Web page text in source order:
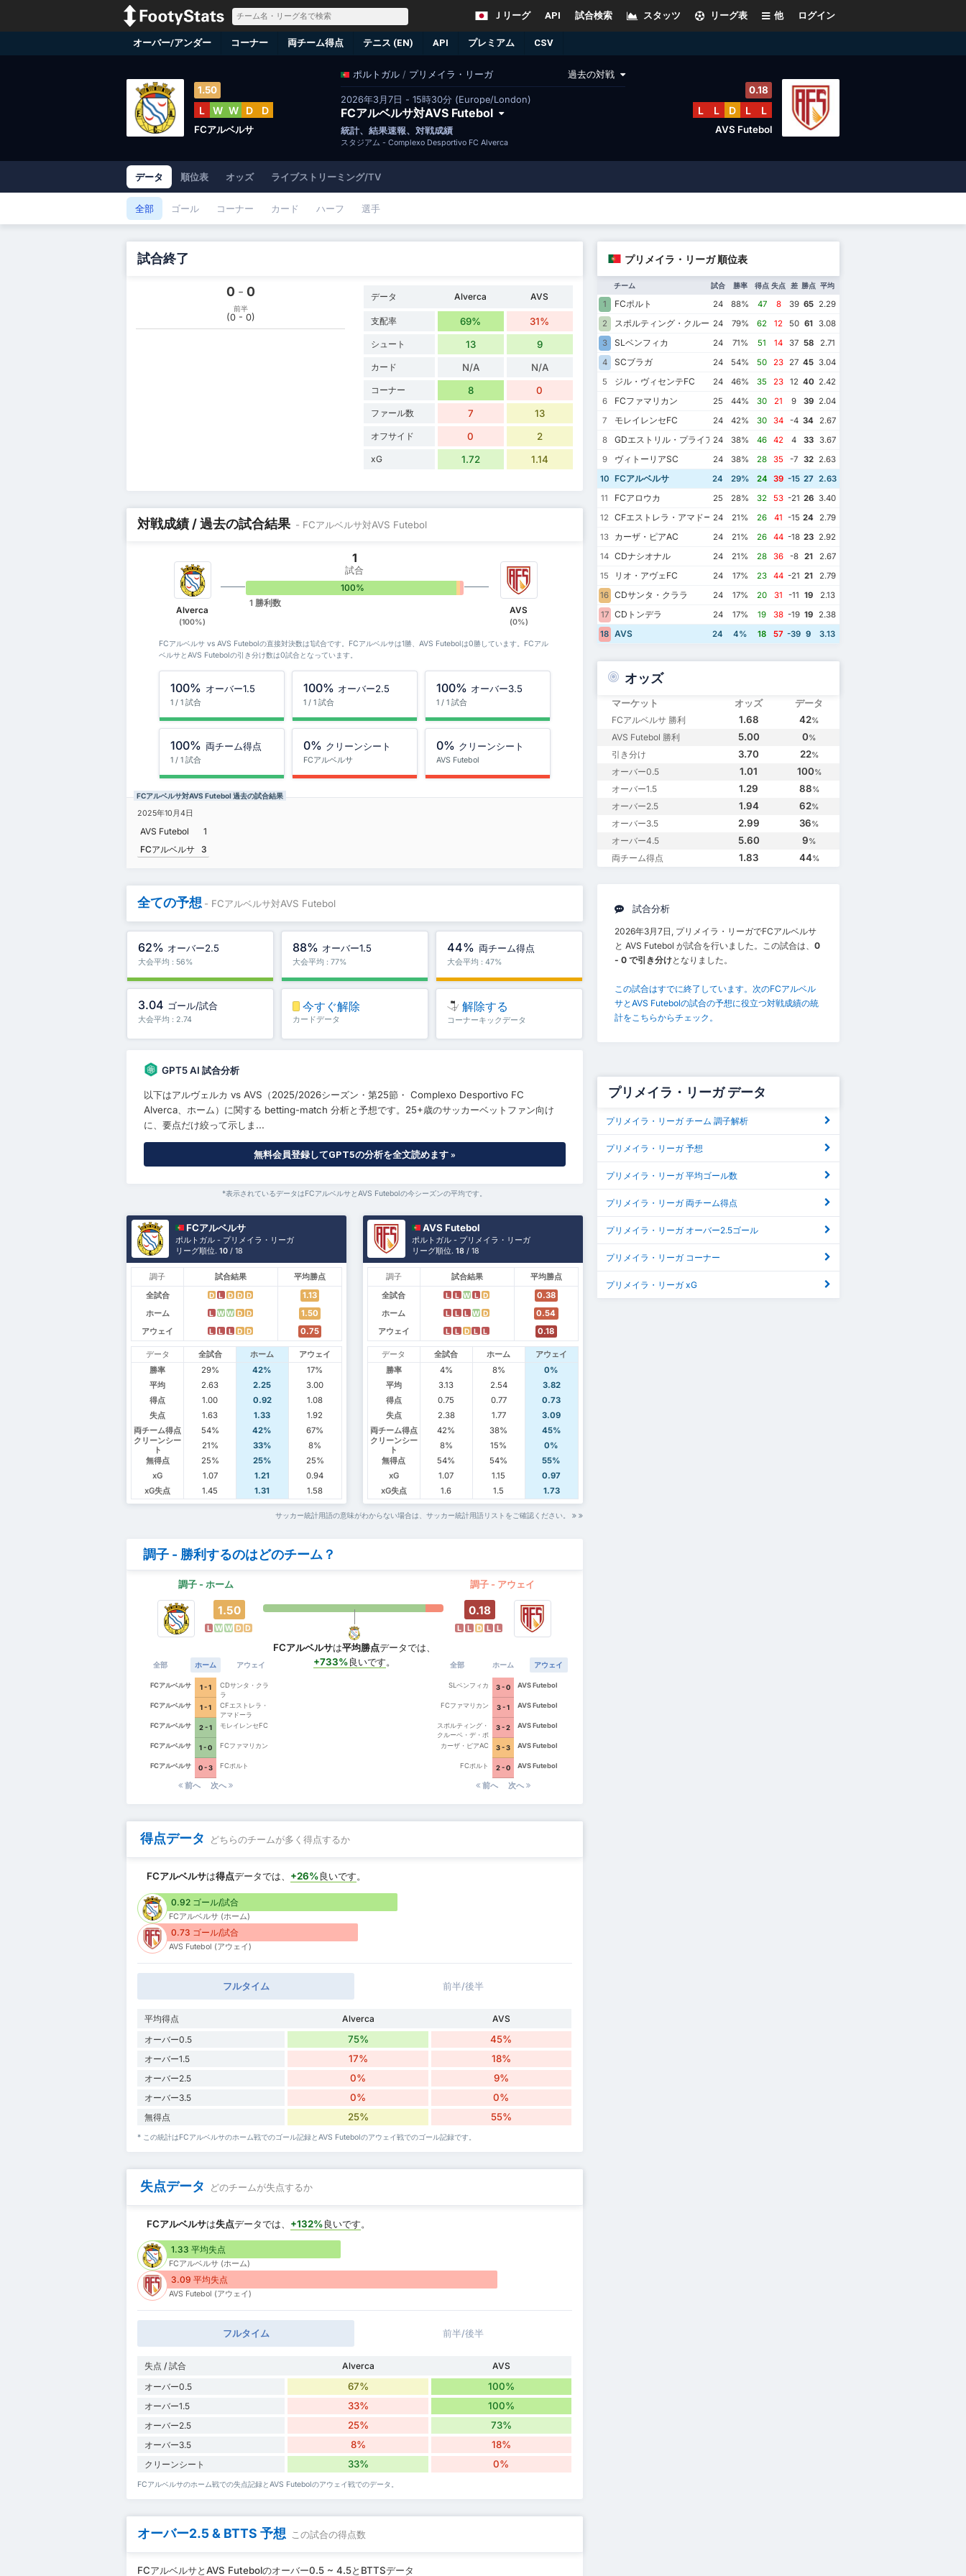
ログイン
他
リーグ表
スタッツ
試合検索
API
Ｊリーグ
オーバー/アンダー コーナー 両チーム得点 テニス (EN) API プレミアム CSV
ポルトガル / プリメイラ・リーガ 過去の対戦
2026年3月7日 - 15時30分 (Europe/London)
FCアルベルサ対AVS Futebol
統計、結果速報、対戦成績
スタジアム - Complexo Desportivo FC Alverca
1.50
L W W D D
FCアルベルサ
0.18
L L D L L
AVS Futebol
データ 順位表 オッズ ライブストリーミング/TV
全部 ゴール コーナー カード ハーフ 選手
試合終了
0 - 0
前半
(0 - 0)
データ Alverca AVS
支配率 69% 31%
シュート 13 9
カード N/A N/A
コーナー 8 0
ファール数 7 13
オフサイド 0 2
xG 1.72 1.14
対戦成績 / 過去の試合結果 - FCアルベルサ対AVS Futebol
Alverca
(100%)
1
試合
100% 0%
0%
1 勝利数
AVS
(0%)
FCアルベルサ vs AVS Futebolの直接対決数は1試合です。FCアルベルサは1勝、AVS Futebolは0勝しています。FCアル
ベルサとAVS Futebolの引き分け数は0試合となっています。
100% オーバー1.5
1 / 1 試合
100% オーバー2.5
1 / 1 試合
100% オーバー3.5
1 / 1 試合
100% 両チーム得点
1 / 1 試合
0% クリーンシート
FCアルベルサ
0% クリーンシート
AVS Futebol
FCアルベルサ対AVS Futebol 過去の試合結果
2025年10月4日
AVS Futebol
1
FCアルベルサ 3
全ての予想 - FCアルベルサ対AVS Futebol
62% オーバー2.5
大会平均 : 56%
88% オーバー1.5
大会平均 : 77%
44% 両チーム得点
大会平均 : 47%
3.04 ゴール/試合
大会平均 : 2.74
今すぐ解除
カードデータ
解除する
コーナーキックデータ
GPT5 AI 試合分析
以下はアルヴェルカ vs AVS（2025/2026シーズン・第25節・ Complexo Desportivo FC
Alverca、ホーム）に関する betting-match 分析と予想です。25+歳のサッカーベットファン向け
に、要点だけ絞って示しま...
無料会員登録してGPT5の分析を全文読めます »
*表示されているデータはFCアルベルサとAVS Futebolの今シーズンの平均です。
FCアルベルサ
ポルトガル - プリメイラ・リーガ
リーグ順位.10 / 18
調子 試合結果
平均勝点
全試合
D L D D D
1.13
ホーム
L W W D D
1.50
アウェイ
L L L D D 0.75
データ 全試合 ホーム
アウェイ
勝率
29% 42%
17%
平均
2.63 2.25
3.00
得点
1.00 0.92
1.08
失点
1.63 1.33
1.92
両チーム得点
54% 42%
67%
クリーンシー
ト
21% 33%
8%
無得点
25% 25%
25%
xG
1.07 1.21
0.94
xG失点
1.45 1.31 1.58
AVS Futebol
ポルトガル - プリメイラ・リーガ
リーグ順位.18 / 18
調子 試合結果
平均勝点
全試合
L L W L D
0.38
ホーム
L L L W D
0.54
アウェイ
L L D L L 0.18
データ 全試合 ホーム
アウェイ
勝率
4% 8%
0%
平均
3.13 2.54
3.82
得点
0.75 0.77
0.73
失点
2.38 1.77
3.09
両チーム得点
42% 38%
45%
クリーンシー
ト
8% 15%
0%
無得点
54% 54%
55%
xG
1.07 1.15
0.97
xG失点
1.6 1.5 1.73
サッカー統計用語の意味がわからない場合は、サッカー統計用語リストをご確認ください。
調子 - 勝利するのはどのチーム？
調子 - ホーム 調子 - アウェイ
1.50
L W W D D
全部 ホーム アウェイ
FCアルベルサ 1 - 1
CDサンタ・クラ
ラ
FCアルベルサ
1 - 1
CFエストレラ・
アマドーラ
FCアルベルサ
2 - 1 モレイレンセFC
FCアルベルサ 1 - 0 FCファマリカン
FCアルベルサ 0 - 3 FCポルト
前へ 次へ
FCアルベルサは平均勝点データでは、
+733%良いです。
0.18
L L D L L
全部 ホーム アウェイ
SLベンフィカ 3 - 0 AVS Futebol
FCファマリカン 3 - 1 AVS Futebol
スポルティング・
クルーベ・デ・ポ
ルトゥガル
3 - 2 AVS Futebol
カーザ・ピアAC 3 - 3 AVS Futebol
FCポルト 2 - 0 AVS Futebol
前へ 次へ
得点データ どちらのチームが多く得点するか
FCアルベルサは得点データでは、 +26%良いです。
0.92 ゴール/試合
FCアルベルサ (ホーム)
0.73 ゴール/試合
AVS Futebol (アウェイ)
フルタイム 前半/後半
平均得点 Alverca
AVS
オーバー0.5
75% 45%
オーバー1.5 17% 18%
オーバー2.5 0% 9%
オーバー3.5 0% 0%
無得点 25% 55%
* この統計はFCアルベルサのホーム戦でのゴール記録とAVS Futebolのアウェイ戦でのゴール記録です。
失点データ どのチームが失点するか
FCアルベルサは失点データでは、 +132%良いです。
1.33 平均失点
FCアルベルサ (ホーム)
3.09 平均失点
AVS Futebol (アウェイ)
フルタイム 前半/後半
失点 / 試合 Alverca
AVS
オーバー0.5
67% 100%
オーバー1.5 33% 100%
オーバー2.5 25% 73%
オーバー3.5 8% 18%
クリーンシート 33% 0%
FCアルベルサのホーム戦での失点記録とAVS Futebolのアウェイ戦でのデータ。
オーバー2.5 & BTTS 予想 この試合の得点数
FCアルベルサとAVS Futebolのオーバー0.5 ~ 4.5とBTTSデータ
プリメイラ・リーガ 順位表
チーム 試合 勝率 得点 失点 差 勝点 平均
1 FCポルト 24 88% 47 8 39 65 2.29
2
スポルティング・クルーベ・デ・ポルトゥガル
24 79% 62 12 50 61
3.08
3
SLベンフィカ 24 71% 51 14 37 58
2.71
4
SCブラガ 24 54% 50 23 27 45 3.04
5
ジル・ヴィセンテFC 24 46% 35 23 12 40 2.42
6
FCファマリカン 25 44% 30 21 9 39 2.04
7
モレイレンセFC 24 42% 30 34 -4 34 2.67
8
GDエストリル・プライア24 38% 46 42 4 33 3.67
9
ヴィトーリアSC 24 38% 28 35 -7 32 2.63
10 FCアルベルサ 24 29% 24 39 -15 27 2.63
11
FCアロウカ 25 28% 32 53 -21 26 3.40
12
CFエストレラ・アマドーラ
24 21% 26 41 -15 24 2.79
13
カーザ・ピアAC 24 21% 26 44 -18 23 2.92
14 CDナシオナル 24 21% 28 36 -8 21
2.67
15
リオ・アヴェFC 24 17% 23 44 -21 21
2.79
16 CDサンタ・クララ 24 17% 20 31 -11 19
2.13
17 CDトンデラ 24 17% 19 38 -19 19
2.38
18 AVS 24 4% 18 57 -39 9 3.13
オッズ
マーケット オッズ データ
FCアルベルサ 勝利 1.68 42%
AVS Futebol 勝利 5.00 0%
引き分け 3.70 22%
オーバー0.5 1.01 100%
オーバー1.5 1.29 88%
オーバー2.5 1.94 62%
オーバー3.5 2.99 36%
オーバー4.5 5.60 9%
両チーム得点 1.83 44%
試合分析
2026年3月7日, プリメイラ・リーガでFCアルベルサ
と AVS Futebol が試合を行いました。この試合は、 0
- 0 で引き分けとなりました。
この試合はすでに終了しています。次のFCアルベル
サとAVS Futebolの試合の予想に役立つ対戦成績の統
計をこちらからチェック。
プリメイラ・リーガ データ
プリメイラ・リーガ チーム 調子解析
プリメイラ・リーガ 予想
プリメイラ・リーガ 平均ゴール数
プリメイラ・リーガ 両チーム得点
プリメイラ・リーガ オーバー2.5ゴール
プリメイラ・リーガ コーナー
プリメイラ・リーガ xG